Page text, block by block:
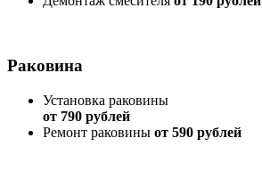
Раковина
Установка раковины
от 790 рублей
Ремонт раковины от 590 рублей